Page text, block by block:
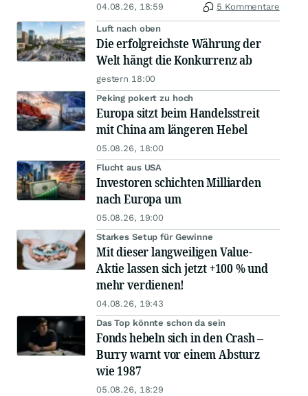
04.08.26, 18:59 5 Kommentare
Luft nach oben
Die erfolgreichste Währung der
Welt hängt die Konkurrenz ab
gestern 18:00
Peking pokert zu hoch
Europa sitzt beim Handelsstreit
mit China am längeren Hebel
05.08.26, 18:00
Flucht aus USA
Investoren schichten Milliarden
nach Europa um
05.08.26, 19:00
Starkes Setup für Gewinne
Mit dieser langweiligen Value-
Aktie lassen sich jetzt +100 % und
mehr verdienen!
04.08.26, 19:43
Das Top könnte schon da sein
Fonds hebeln sich in den Crash –
Burry warnt vor einem Absturz
wie 1987
05.08.26, 18:29